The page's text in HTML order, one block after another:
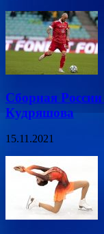
Сборная
Кудряшова
15.11.2021